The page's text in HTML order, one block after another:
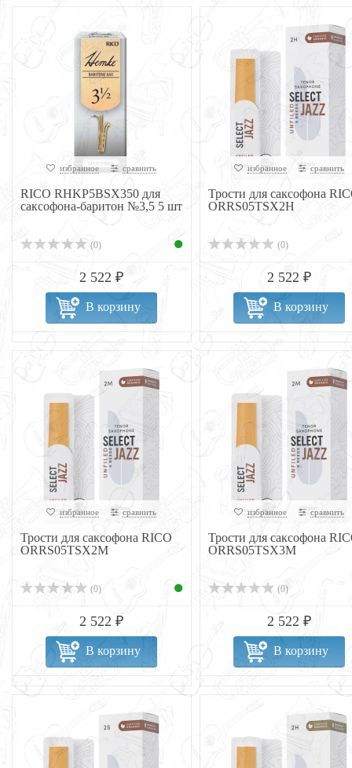
избранное сравнить
RICO RHKP5BSX350 для
саксофона-баритон №3,5 5 шт
(0)
2 522 ₽
В корзину
избранное сравнить
Трости для саксофона
ORRS05TSX2H
(0)
2 522 ₽
В корзину
избранное сравнить
Трости для саксофона RICO
ORRS05TSX2M
(0)
2 522 ₽
В корзину
избранное сравнить
Трости для саксофона
ORRS05TSX3M
(0)
2 522 ₽
В корзину